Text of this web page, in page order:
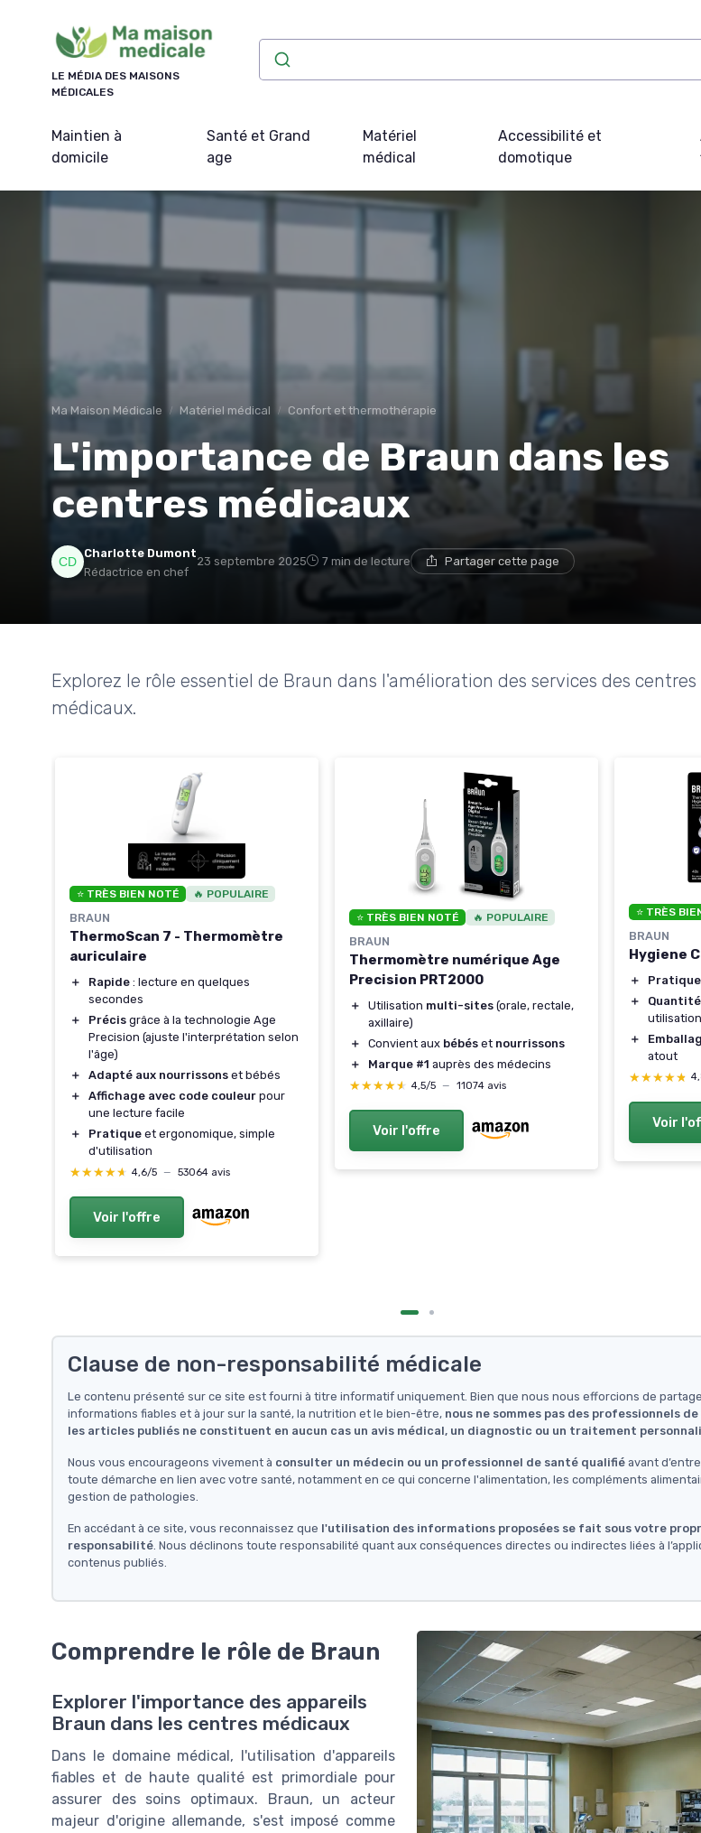
LE MÉDIA DES MAISONS
MÉDICALES
Maintien à
domicile
Santé et Grand
age
Matériel
médical
Accessibilité et
domotique
Ma Maison Médicale Matériel médical Confort et thermothérapie
L'importance de Braun dans les
centres médicaux
Charlotte Dumont
Rédactrice en chef
23 septembre 2025 7 min de lecture Partager cette page
Explorez le rôle essentiel de Braun dans l'amélioration des services des centres
médicaux.
⭐ TRÈS BIEN NOTÉ 🔥 POPULAIRE
BRAUN
ThermoScan 7 - Thermomètre
auriculaire
＋ Rapide : lecture en quelques
secondes
＋
Précis grâce à la technologie Age
Precision (ajuste l'interprétation selon
l'âge)
＋
Adapté aux nourrissons et bébés
＋
Affichage avec code couleur pour
une lecture facile
＋
Pratique et ergonomique, simple
d'utilisation
★★★★★
★★★★★ 4,6/5 — 53064 avis
Voir l'offre
⭐ TRÈS BIEN NOTÉ 🔥 POPULAIRE
BRAUN
Thermomètre numérique Age
Precision PRT2000
＋ Utilisation multi-sites (orale, rectale,
axillaire)
＋
Convient aux bébés et nourrissons
＋
Marque #1 auprès des médecins
★★★★★
★★★★★ 4,5/5 — 11074 avis
Voir l'offre
⭐ TRÈS
BRAUN
Hygiene
＋ Pratique
＋
＋
atout
★★★★★
★★★★★
Voir
Clause de non-responsabilité médicale
Le contenu présenté sur ce site est fourni à titre informatif uniquement. Bien que nous nous efforcions de
informations fiables et à jour sur la santé, la nutrition et le bien-être, nous ne sommes pas des professionnels
les articles publiés ne constituent en aucun cas un avis médical, un diagnostic ou un traitement
Nous vous encourageons vivement à consulter un médecin ou un professionnel de santé qualifié avant
toute démarche en lien avec votre santé, notamment en ce qui concerne l'alimentation, les compléments
gestion de pathologies.
En accédant à ce site, vous reconnaissez que l'utilisation des informations proposées se fait sous votre
responsabilité. Nous déclinons toute responsabilité quant aux conséquences directes ou indirectes liées à
contenus publiés.
Comprendre le rôle de Braun
Explorer l'importance des appareils
Braun dans les centres médicaux
Dans le domaine médical, l'utilisation d'appareils
fiables et de haute qualité est primordiale pour
assurer des soins optimaux. Braun, un acteur
majeur d'origine allemande, s'est imposé comme